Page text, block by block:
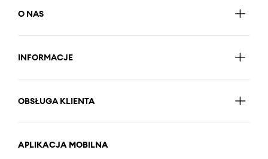
O NAS
INFORMACJE
OBSŁUGA KLIENTA
APLIKACJA MOBILNA